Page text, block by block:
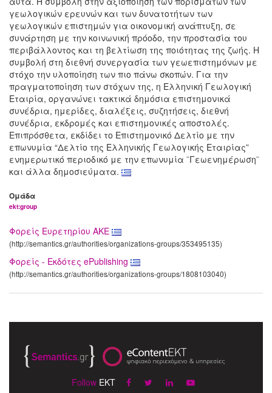
γεωλογικών ερευνών και των δυνατοτήτων των
γεωλογικών επιστημών για οικονομική ανάπτυξη, σε
συνάρτηση με την κοινωνική πρόοδο, την προστασία του
περιβάλλοντος και τη βελτίωση της ποιότητας της ζωής. Η
συμβολή στη διεθνή συνεργασία των γεωεπιστημόνων με
στόχο την υλοποίηση των πιο πάνω σκοπών. Για την
πραγματοποίηση των στόχων της, η Ελληνική Γεωλογική
Εταιρία, οργανώνει τακτικά δημόσια επιστημονικά
συνέδρια, ημερίδες, διαλέξεις, συζητήσεις, διεθνή
συνέδρια, εκδρομές και επιστημονικές αποστολές.
Επιπρόσθετα, εκδίδει το Επιστημονικό Δελτίο με την
επωνυμία “Δελτίο της Ελληνικής Γεωλογικής Εταιρίας”
ενημερωτικό περιοδικό με την επωνυμία ¨Γεωενημέρωση¨
και άλλα δημοσιεύματα.
Ομάδα
ekt:group
Φορείς Ευρετηρίου ΑΚΕ
(http://semantics.gr/authorities/organizations-groups/353495135)
Φορείς - Εκδότες ePublishing
(http://semantics.gr/authorities/organizations-groups/1808103040)
Follow EKT